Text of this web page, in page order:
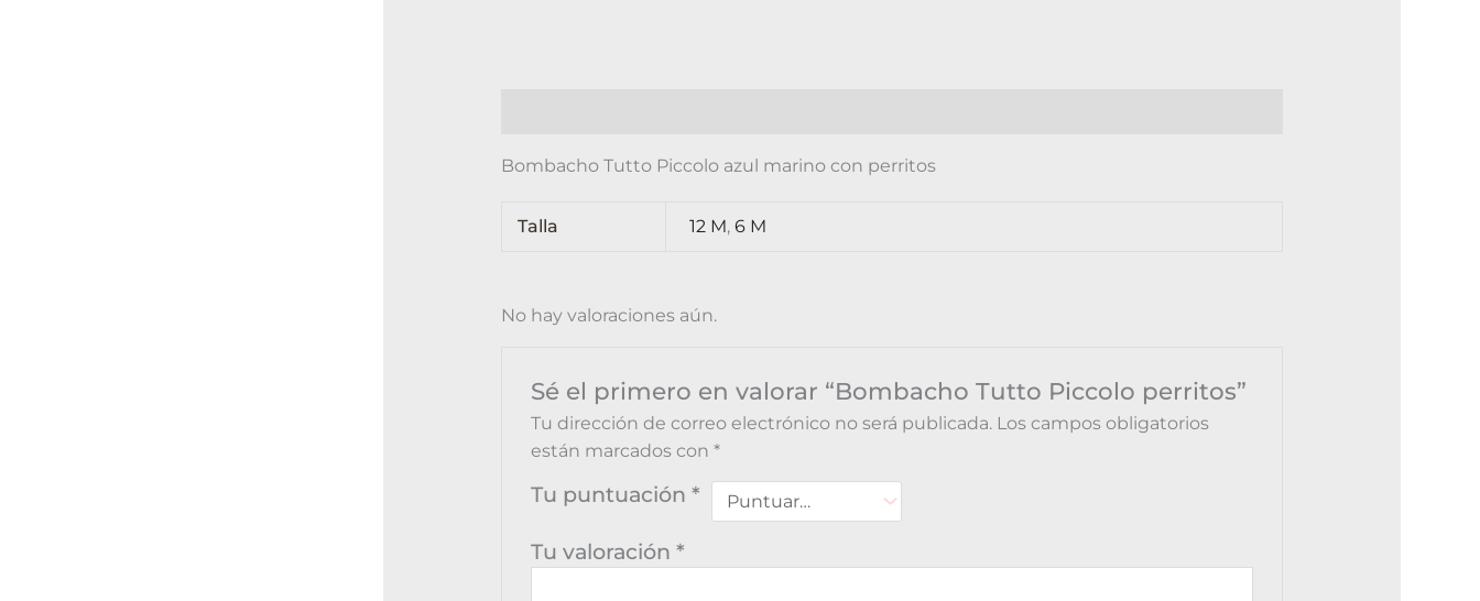
Bombacho Tutto Piccolo azul marino con perritos
Talla 12 M,6 M
No hay valoraciones aún.
Sé el primero en valorar “Bombacho Tutto Piccolo perritos”
Tu dirección de correo electrónico no será publicada. Los campos obligatorios
están marcados con*
Tu puntuación*
Tu valoración*